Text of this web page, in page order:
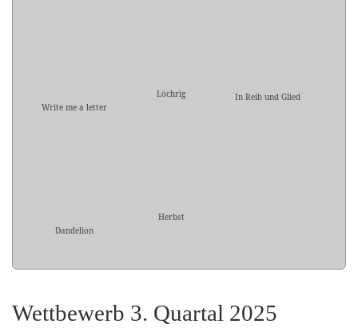
Write me a letter
Löchrig In Reih und Glied
Dandelion
Herbst
Wettbewerb 3. Quartal 2025